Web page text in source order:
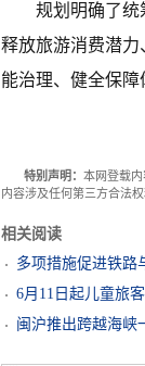
规划明确了统
释放旅游消费潜
能治理、健全保障
特别声明： 本网登载
内容涉及任何第三方合法
相关阅读
多项措施促进铁路
6月11日起儿童旅
闽沪推出跨越海峡